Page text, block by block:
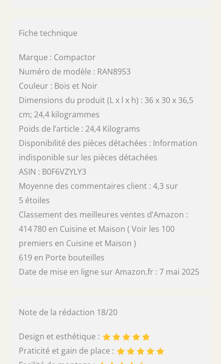
Fiche technique
Marque : Compactor
Numéro de modèle : RAN8953
Couleur : Bois et Noir
Dimensions du produit (L x l x h) : 36 x 30 x 36,5
cm; 24,4 kilogrammes
Poids de l’article : 24,4 Kilograms
Disponibilité des pièces détachées : Information
indisponible sur les pièces détachées
ASIN : B0F6VZYLY3
Moyenne des commentaires client : 4,3 sur
5 étoiles
Classement des meilleures ventes d’Amazon :
414 780 en Cuisine et Maison ( Voir les 100
premiers en Cuisine et Maison )
619 en Porte bouteilles
Date de mise en ligne sur Amazon.fr : 7 mai 2025
Note de la rédaction 18/20
Design et esthétique :
Praticité et gain de place :